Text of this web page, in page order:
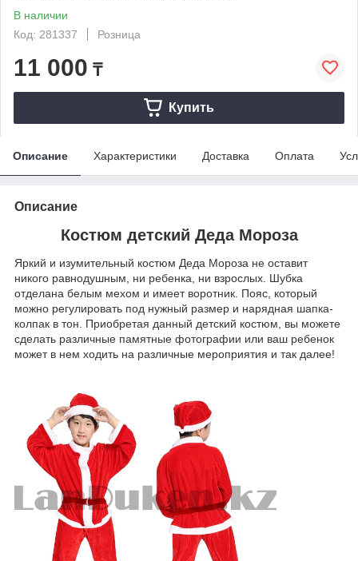
В наличии
Код: 281337
Розница
11 000 ₸
Купить
Описание Характеристики Доставка Оплата
Описание
Костюм детский Деда Мороза
Яркий и изумительный костюм Деда Мороза не оставит
никого равнодушным, ни ребенка, ни взрослых. Шубка
отделана белым мехом и имеет воротник. Пояс, который
можно регулировать под нужный размер и нарядная шапка-
колпак в тон. Приобретая данный детский костюм, вы можете
сделать различные памятные фотографии или ваш ребенок
может в нем ходить на различные мероприятия и так далее!